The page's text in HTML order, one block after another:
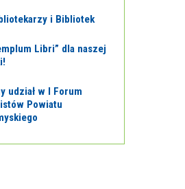
i Bibliotek
Libri” dla naszej
udział w I Forum
Powiatu